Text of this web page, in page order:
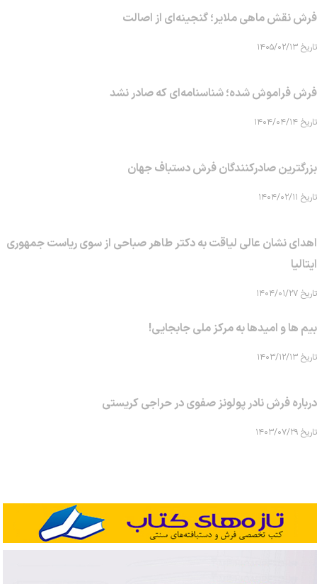
فرش نقش ماهی‌ ملایر؛ گنجینه‌ای از اصالت
تاریخ ۱۴۰۵/۰۲/۱۳
فرش فراموش شده؛ شناسنامه‌ای که صادر نشد
تاریخ ۱۴۰۴/۰۴/۱۴
بزرگترین صادرکنندگان فرش دستباف جهان
تاریخ ۱۴۰۴/۰۲/۱۱
اهدای نشان عالی لیاقت به دکتر طاهر صباحی از سوی ریاست جمهوری
ایتالیا
تاریخ ۱۴۰۴/۰۱/۲۷
بیم ها و امیدها به مرکز ملی جابجایی!
تاریخ ۱۴۰۳/۱۲/۱۳
درباره فرش نادر پولونز صفوی در حراجی کریستی
تاریخ ۱۴۰۳/۰۷/۲۹